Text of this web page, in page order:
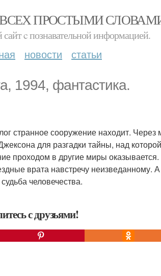
ПРОСТЫМИ
c познавательной информацией.
новости статьи
1994, фантастика.
странное сооружение находит.
для разгадки тайны, над
проходом в другие миры
врата навстречу неизведанному.
человечества.
с друзьями!